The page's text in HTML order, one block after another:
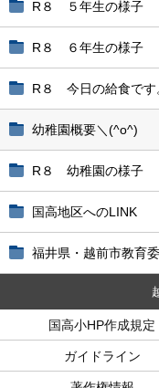
R８ ５年生の様子
R８ ６年生の様子
R８ 今日の給食です
幼稚園概要＼(^o^)
R８ 幼稚園の様子
国高地区へのLINK
福井県・越前市教育
国高小HP作成規定
ガイドライン